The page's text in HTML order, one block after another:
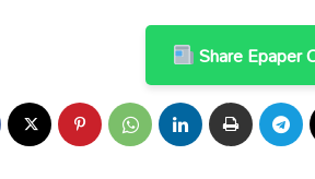
Share Epaper